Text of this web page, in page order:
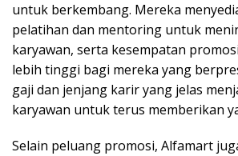
untuk berkembang. Mereka
pelatihan dan mentoring untuk
karyawan, serta kesempatan
lebih tinggi bagi mereka yang
gaji dan jenjang karir yang jelas
karyawan untuk terus memberikan
Selain peluang promosi, Alfamart